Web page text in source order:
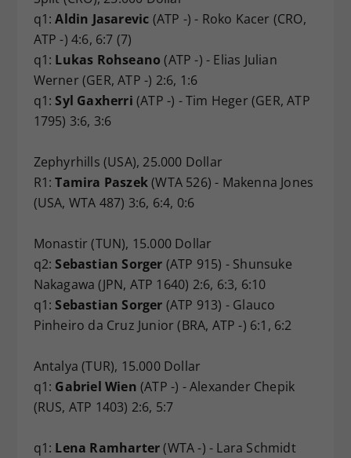
q1:Aldin Jasarevic (ATP -) - Roko Kacer (CRO,
ATP -) 4:6, 6:7 (7)
q1: Lukas Rohseano (ATP -) - Elias Julian
Werner (GER, ATP -) 2:6, 1:6
q1:Syl Gaxherri (ATP -) - Tim Heger (GER, ATP
1795) 3:6, 3:6
Zephyrhills (USA), 25.000 Dollar
R1:Tamira Paszek(WTA 526) - Makenna Jones
(USA, WTA 487) 3:6, 6:4, 0:6
Monastir (TUN), 15.000 Dollar
q2:Sebastian Sorger (ATP 915) - Shunsuke
Nakagawa (JPN, ATP 1640) 2:6, 6:3, 6:10
q1:Sebastian Sorger (ATP 913) - Glauco
Pinheiro da Cruz Junior (BRA, ATP -) 6:1, 6:2
Antalya (TUR), 15.000 Dollar
q1: Gabriel Wien (ATP -) - Alexander Chepik
(RUS, ATP 1403) 2:6, 5:7
q1: Lena Ramharter(WTA -) - Lara Schmidt